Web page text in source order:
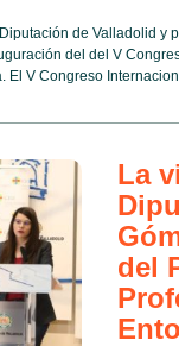
de Valladolid y
del del V
El V Congreso
La
del